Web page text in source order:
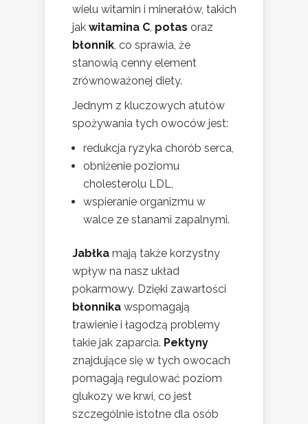
wielu witamin i minerałów, takich
jak witamina C, potas oraz
błonnik, co sprawia, że
stanowią cenny element
zrównoważonej diety.
Jednym z kluczowych atutów
spożywania tych owoców jest:
redukcja ryzyka chorób serca,
obniżenie poziomu
cholesterolu LDL,
wspieranie organizmu w
walce ze stanami zapalnymi.
Jabłka mają także korzystny
wpływ na nasz układ
pokarmowy. Dzięki zawartości
błonnika wspomagają
trawienie i łagodzą problemy
takie jak zaparcia. Pektyny
znajdujące się w tych owocach
pomagają regulować poziom
glukozy we krwi, co jest
szczególnie istotne dla osób